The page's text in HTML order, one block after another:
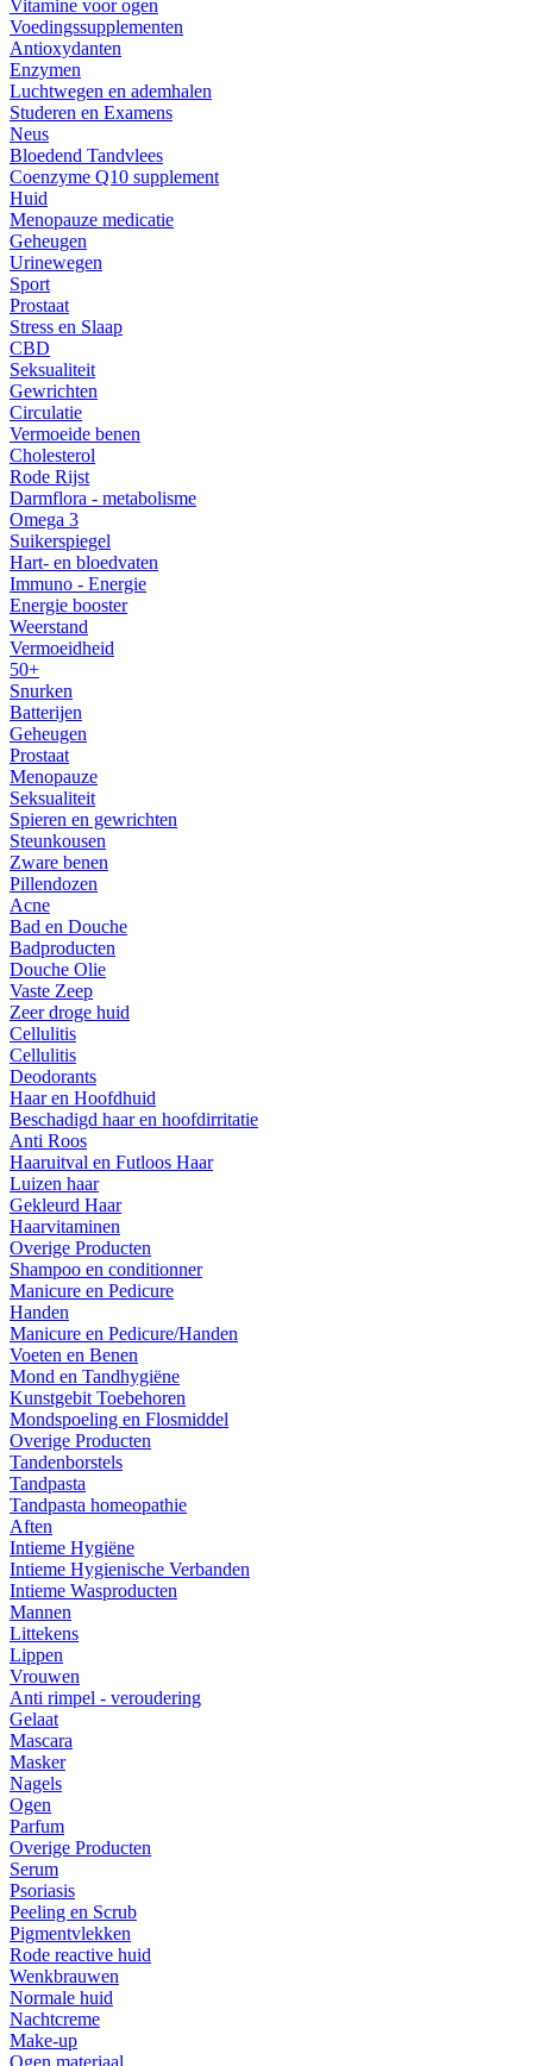
Vitamine voor ogen
Voedingssupplementen
Antioxydanten
Enzymen
Luchtwegen en ademhalen
Studeren en Examens
Neus
Bloedend Tandvlees
Coenzyme Q10 supplement
Huid
Menopauze medicatie
Geheugen
Urinewegen
Sport
Prostaat
Stress en Slaap
CBD
Seksualiteit
Gewrichten
Circulatie
Vermoeide benen
Cholesterol
Rode Rijst
Darmflora - metabolisme
Omega 3
Suikerspiegel
Hart- en bloedvaten
Immuno - Energie
Energie booster
Weerstand
Vermoeidheid
50+
Snurken
Batterijen
Geheugen
Prostaat
Menopauze
Seksualiteit
Spieren en gewrichten
Steunkousen
Zware benen
Pillendozen
Acne
Bad en Douche
Badproducten
Douche Olie
Vaste Zeep
Zeer droge huid
Cellulitis
Cellulitis
Deodorants
Haar en Hoofdhuid
Beschadigd haar en hoofdirritatie
Anti Roos
Haaruitval en Futloos Haar
Luizen haar
Gekleurd Haar
Haarvitaminen
Overige Producten
Shampoo en conditionner
Manicure en Pedicure
Handen
Manicure en Pedicure/Handen
Voeten en Benen
Mond en Tandhygiëne
Kunstgebit Toebehoren
Mondspoeling en Flosmiddel
Overige Producten
Tandenborstels
Tandpasta
Tandpasta homeopathie
Aften
Intieme Hygiëne
Intieme Hygienische Verbanden
Intieme Wasproducten
Mannen
Littekens
Lippen
Vrouwen
Anti rimpel - veroudering
Gelaat
Mascara
Masker
Nagels
Ogen
Parfum
Overige Producten
Serum
Psoriasis
Peeling en Scrub
Pigmentvlekken
Rode reactive huid
Wenkbrauwen
Normale huid
Nachtcreme
Make-up
Ogen materiaal